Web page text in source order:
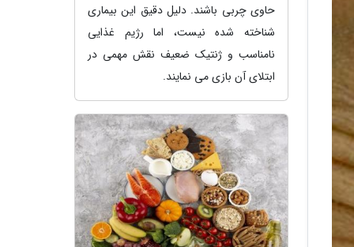
حاوی چربی باشند. دلیل دقیق این بیماری
شناخته شده نیست، اما رژیم غذایی
نامناسب و ژنتیک ضعیف نقش مهمی در
ابتلای آن بازی می نمایند.